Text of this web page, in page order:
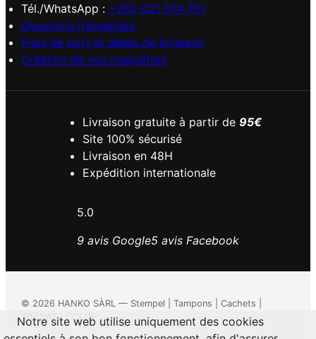
Tél./WhatsApp : +352 621 574 751
Questions fréquentes
Frais de port et délais de livraison
Création de vos maquettes
Livraison gratuite à partir de 95€
Site 100% sécurisé
Livraison en 48H
Expédition internationale
5.0
9 avis Google5 avis Facebook
© 2026 HANKO SÀRL — Stempel | Tampons | Cachets |
TRODAT | COLOP
Notre site web utilise uniquement des cookies